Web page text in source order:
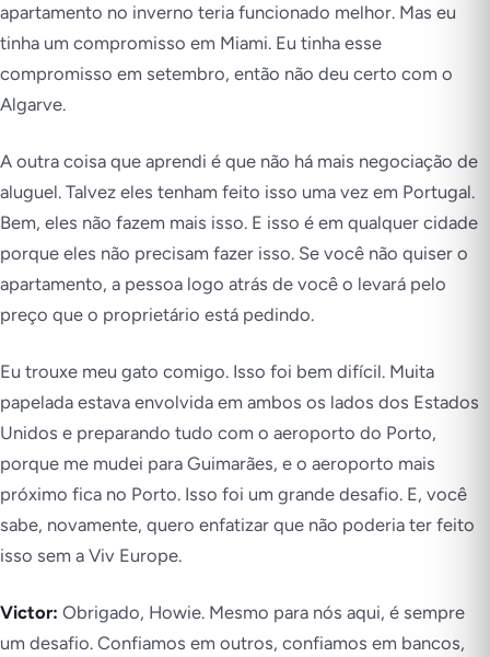
apartamento no inverno teria funcionado melhor. Mas eu
tinha um compromisso em Miami. Eu tinha esse
compromisso em setembro, então não deu certo com o
Algarve.
A outra coisa que aprendi é que não há mais negociação de
aluguel. Talvez eles tenham feito isso uma vez em Portugal.
Bem, eles não fazem mais isso. E isso é em qualquer cidade
porque eles não precisam fazer isso. Se você não quiser o
apartamento, a pessoa logo atrás de você o levará pelo
preço que o proprietário está pedindo.
Eu trouxe meu gato comigo. Isso foi bem difícil. Muita
papelada estava envolvida em ambos os lados dos Estados
Unidos e preparando tudo com o aeroporto do Porto,
porque me mudei para Guimarães, e o aeroporto mais
próximo fica no Porto. Isso foi um grande desafio. E, você
sabe, novamente, quero enfatizar que não poderia ter feito
isso sem a Viv Europe.
Victor: Obrigado, Howie. Mesmo para nós aqui, é sempre
um desafio. Confiamos em outros, confiamos em bancos,